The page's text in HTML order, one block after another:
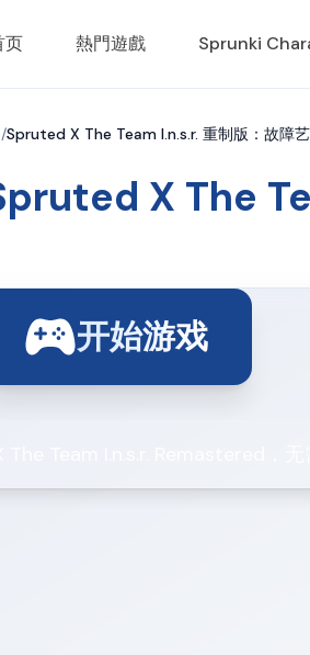
页 熱門遊戲 Sprunki
/Spruted X The Team I.n.s.r. 重制版：故障
X The
开始游戏